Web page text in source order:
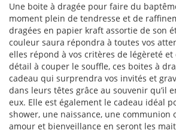
Une boite à dragée pour faire du
moment plein de tendresse et de
dragées en papier kraft assortie de son
couleur saura répondra à toutes vos
elles répond à vos critères de légèreté et
détail à couper le souffle, ces boites à
cadeau qui surprendra vos invités et
dans leurs têtes grâce au souvenir qu’il
eux. Elle est également le cadeau idéal
shower, une naissance, une communion
amour et bienveillance en seront les